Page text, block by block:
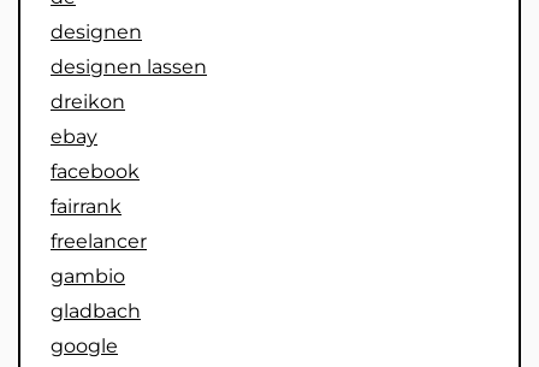
designen
designen lassen
dreikon
ebay
facebook
fairrank
freelancer
gambio
gladbach
google